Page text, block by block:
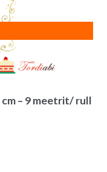
– 9 meetrit/ rull